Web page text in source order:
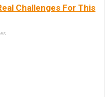
Challenges For This